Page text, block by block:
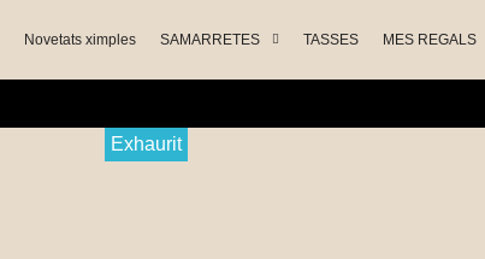
Novetats ximples SAMARRETES TASSES MES REGALS
Exhaurit